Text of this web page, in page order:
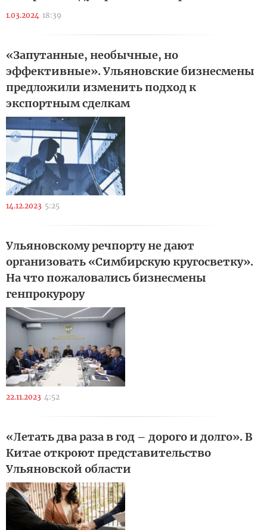
1.03.2024 18:39
«Запутанные, необычные, но
эффективные». Ульяновские бизнесмены
предложили изменить подход к
экспортным сделкам
14.12.2023 5:25
Ульяновскому речпорту не дают
организовать «Симбирскую кругосветку».
На что пожаловались бизнесмены
генпрокурору
22.11.2023 4:52
«Летать два раза в год – дорого и долго». В
Китае откроют представительство
Ульяновской области